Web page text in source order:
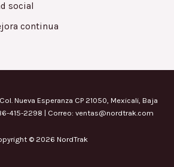
social
continua
Nueva Esperanza CP 21050, Mexicali, Baja
415-2298 | Correo: ventas@nordtrak.com
© 2026 NordTrak